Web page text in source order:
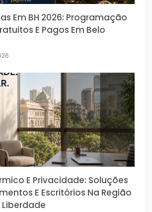
Em BH 2026: Programação
E Pagos Em Belo
E Privacidade: Soluções
E Escritórios Na Região
Liberdade